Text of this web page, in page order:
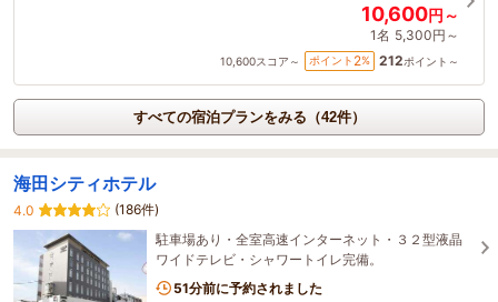
10,600円～
1名 5,300円～
10,600スコア～ ポイント 2% 212ポイント～
すべての宿泊プランをみる（42件）
海田シティホテル
4.0
(186件)
駐車場あり・全室高速インターネット・３２型液晶
ワイドテレビ・シャワートイレ完備。
51分前に予約されました